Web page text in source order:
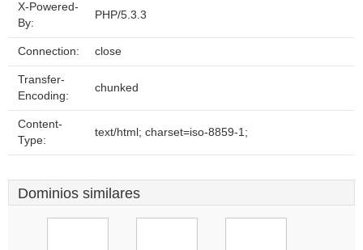
X-Powered-
By:
PHP/5.3.3
Connection: close
Transfer-
Encoding:
chunked
Content-
Type:
text/html; charset=iso-8859-1;
Dominios similares